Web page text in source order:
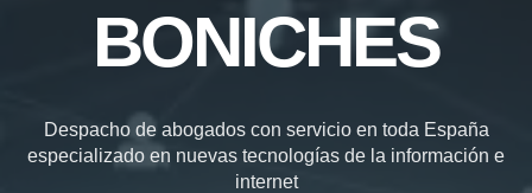
BONICHES
Despacho de abogados con servicio en toda España
especializado en nuevas tecnologías de la información e
internet